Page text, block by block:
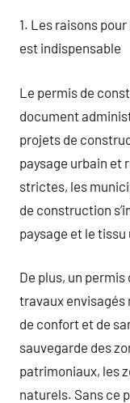
1. Les raisons
est indispensable
Le permis de
document
projets de
paysage urbain et
strictes, les
de construction
paysage et le tissu
De plus, un
travaux envisagés
de confort et de
sauvegarde des
patrimoniaux, les
naturels. Sans ce